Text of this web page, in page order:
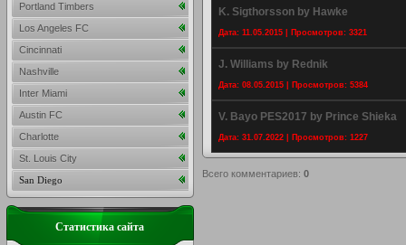
K. Sigthorsson by Hawke
Дата: 11.05.2015 | Просмотров: 3321
J. Williams by Rednik
Дата: 08.05.2015 | Просмотров: 5384
V. Bayo PES2017 by Prince Shieka
Дата: 31.07.2022 | Просмотров: 1227
Всего комментариев: 0
Portland Timbers
Los Angeles FC
Cincinnati
Nashville
Inter Miami
Austin FC
Charlotte
St. Louis City
San Diego
Статистика сайта